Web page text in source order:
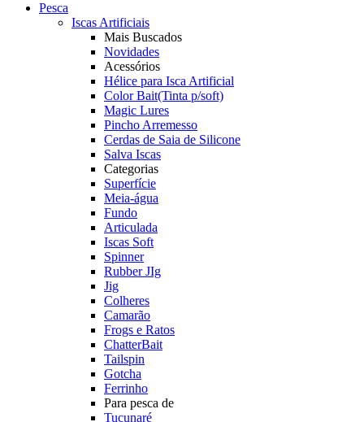
Pesca
Iscas Artificiais
Mais Buscados
Novidades
Acessórios
Hélice para Isca Artificial
Color Bait(Tinta p/soft)
Magic Lures
Pincho Arremesso
Cerdas de Saia de Silicone
Salva Iscas
Categorias
Superfície
Meia-água
Fundo
Articulada
Iscas Soft
Spinner
Rubber JIg
Jig
Colheres
Camarão
Frogs e Ratos
ChatterBait
Tailspin
Gotcha
Ferrinho
Para pesca de
Tucunaré